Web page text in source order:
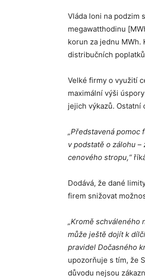
Vláda loni na podzim
megawatthodinu
korun za jednu
distribučních
Velké firmy o využití
maximální výši
jejich výkazů. Ostatní
„Představená pomoc
v podstatě o zálohu
cenového stropu,“
Dodává, že dané
firem snižovat
„Kromě schváleného
může ještě dojít k
pravidel Dočasného
upozorňuje s tím, že
důvodu nejsou